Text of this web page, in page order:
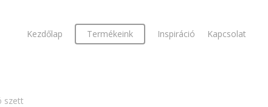
Kezdőlap Termékeink Inspiráció Kapcsolat
szett